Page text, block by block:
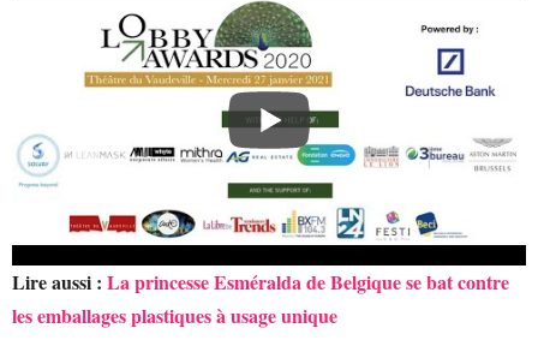
Lire aussi : La princesse Esméralda de Belgique se bat contre
les emballages plastiques à usage unique